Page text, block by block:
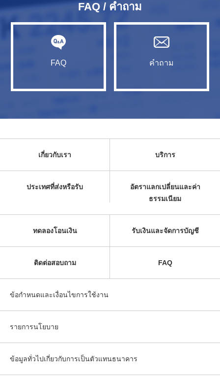
FAQ / คำถาม
FAQ คำถาม
เกี่ยวกับเรา บริการ
ประเทศที่ส่งหรือรับ
อัตราแลกเปลี่ยนและค่า
ธรรมเนียม
ทดลองโอนเงิน รับเงินและจัดการบัญชี
ติดต่อสอบถาม FAQ
ข้อกำหนดและเงื่อนไขการใช้งาน
รายการนโยบาย
ข้อมูลทั่วไปเกี่ยวกับการเป็นตัวแทนธนาคาร